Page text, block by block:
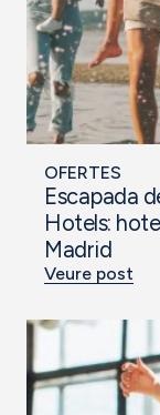
OFERTES
Escapada
Hotels:
Madrid
Veure post